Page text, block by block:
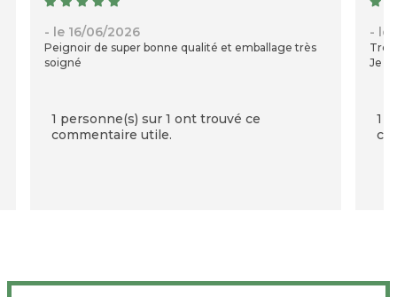
- le 16/06/2026
Peignoir de super bonne qualité et emballage très
soigné
1 personne(s) sur 1 ont trouvé ce
commentaire utile.
- le
Très
Je
1